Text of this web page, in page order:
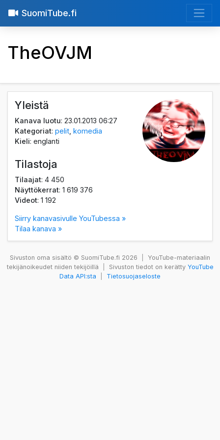
SuomiTube.fi
TheOVJM
Yleistä
Kanava luotu: 23.01.2013 06:27
Kategoriat:pelit ,komedia
Kieli: englanti
Tilastoja
Tilaajat: 4 450
Näyttökerrat: 1 619 376
Videot: 1 192
Siirry kanavasivulle YouTubessa »
Tilaa kanava »
Sivuston oma sisältö © SuomiTube.fi 2026
YouTube-materiaalin
tekijänoikeudet niiden tekijöillä
Sivuston tiedot on kerätty YouTube
Data API:sta
Tietosuojaseloste